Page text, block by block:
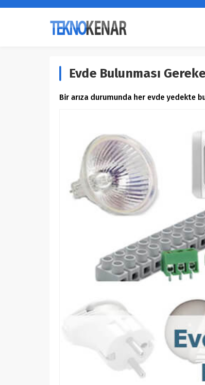
Evde Bulunması
Bir arıza durumunda her evde yedekte